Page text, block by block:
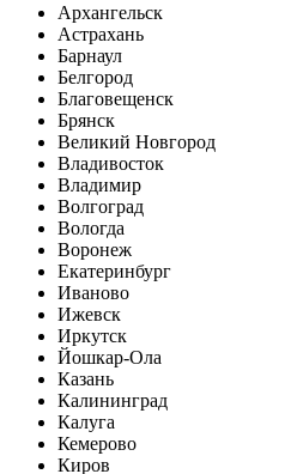
Архангельск
Астрахань
Барнаул
Белгород
Благовещенск
Брянск
Великий Новгород
Владивосток
Владимир
Волгоград
Вологда
Воронеж
Екатеринбург
Иваново
Ижевск
Иркутск
Йошкар-Ола
Казань
Калининград
Калуга
Кемерово
Киров